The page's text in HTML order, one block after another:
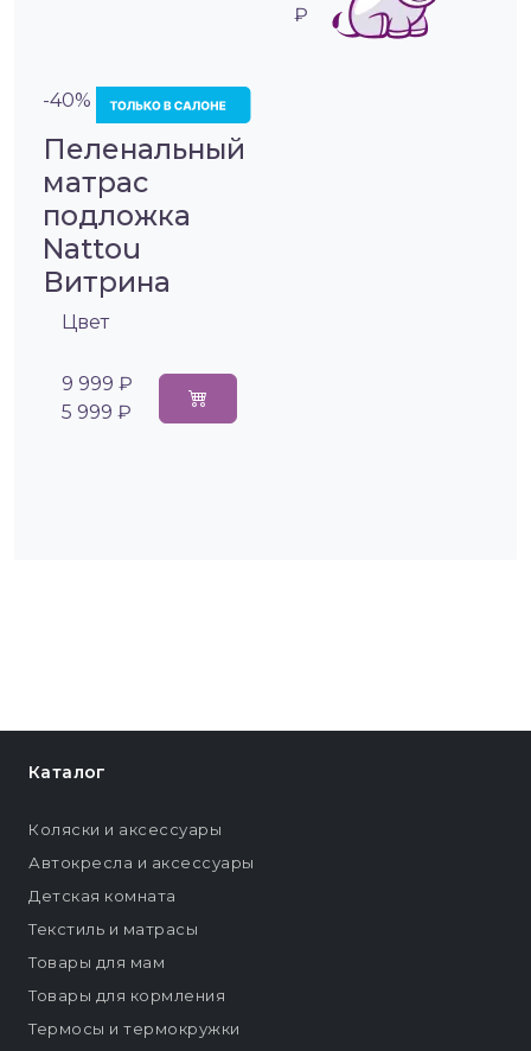
₽
-40%
Пеленальный
матрас
подложка
Nattou
Витрина
Цвет
9 999 ₽
5 999 ₽
Каталог
Коляски и аксессуары
Автокресла и аксессуары
Детская комната
Текстиль и матрасы
Товары для мам
Товары для кормления
Термосы и термокружки